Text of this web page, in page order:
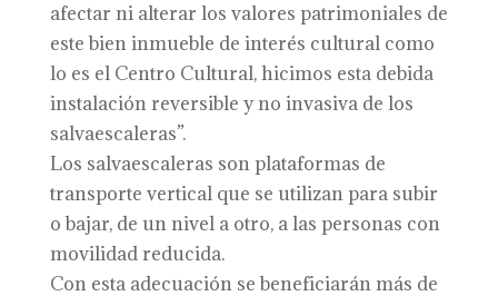
afectar ni alterar los valores patrimoniales de
este bien inmueble de interés cultural como
lo es el Centro Cultural, hicimos esta debida
instalación reversible y no invasiva de los
salvaescaleras”.
Los salvaescaleras son plataformas de
transporte vertical que se utilizan para subir
o bajar, de un nivel a otro, a las personas con
movilidad reducida.
Con esta adecuación se beneficiarán más de